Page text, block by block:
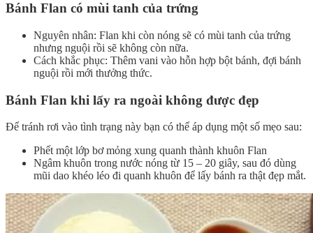
Bánh Flan có mùi tanh của trứng
Nguyên nhân: Flan khi còn nóng sẽ có mùi tanh của trứng
nhưng nguội rồi sẽ không còn nữa.
Cách khắc phục: Thêm vani vào hỗn hợp bột bánh, đợi bánh
nguội rồi mới thưởng thức.
Bánh Flan khi lấy ra ngoài không được đẹp
Để tránh rơi vào tình trạng này bạn có thể áp dụng một số mẹo sau:
Phết một lớp bơ mỏng xung quanh thành khuôn Flan
Ngâm khuôn trong nước nóng từ 15 – 20 giây, sau đó dùng
mũi dao khéo léo đi quanh khuôn để lấy bánh ra thật đẹp mắt.